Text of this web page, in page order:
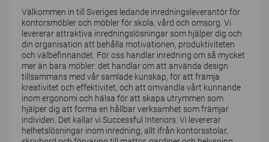
Välkommen in till Sveriges ledande inredningsleverantör för
kontorsmöbler och möbler för skola, vård och omsorg. Vi
levererar attraktiva inredningslösningar som hjälper dig och
din organisation att behålla motivationen, produktiviteten
och välbefinnandet. För oss handlar inredning om så mycket
mer än bara möbler: det handlar om att använda design
tillsammans med vår samlade kunskap, för att främja
kreativitet och effektivitet, och att omvandla vårt kunnande
inom ergonomi och hälsa för att skapa utrymmen som
hjälper dig att forma en hållbar verksamhet som främjar
individen. Det kallar vi Successful Interiors. Vi levererar
helhetslösningar inom inredning; allt ifrån kontorsstolar,